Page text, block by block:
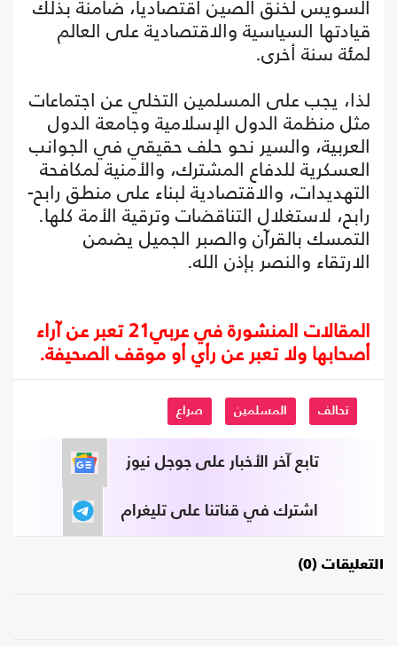
السويس لخنق الصين اقتصاديا، ضامنة بذلك
قيادتها السياسية والاقتصادية على العالم
لمئة سنة أخرى.
لذا، يجب على المسلمين التخلي عن اجتماعات
مثل منظمة الدول الإسلامية وجامعة الدول
العربية، والسير نحو حلف حقيقي في الجوانب
العسكرية للدفاع المشترك، والأمنية لمكافحة
التهديدات، والاقتصادية لبناء على منطق رابح-
رابح، لاستغلال التناقضات وترقية الأمة كلها.
التمسك بالقرآن والصبر الجميل يضمن
الارتقاء والنصر بإذن الله.
المقالات المنشورة في عربي21 تعبر عن آراء
أصحابها ولا تعبر عن رأي أو موقف الصحيفة.
تحالف المسلمين صراع
تابع آخر الأخبار على جوجل نيوز
اشترك في قناتنا على تليغرام
التعليقات (0)